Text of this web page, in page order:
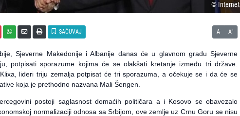
© Internet
SAČUVAJ A- A+
Sjeverne Makedonije i Albanije danas će u glavnom gradu Sjeverne
potpisati sporazume kojima će se olakšati kretanje između tri države.
lideri triju zemalja potpisat će tri sporazuma, a očekuje se i da će se
koja je prethodno nazvana Mali Šengen.
postoji saglasnost domaćih političara a i Kosovo se obavezalo
normalizaciji odnosa sa Srbijom, ove zemlje uz Crnu Goru se nisu